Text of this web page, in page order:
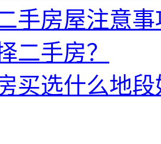
手房屋注意事
二手房？
买选什么地段